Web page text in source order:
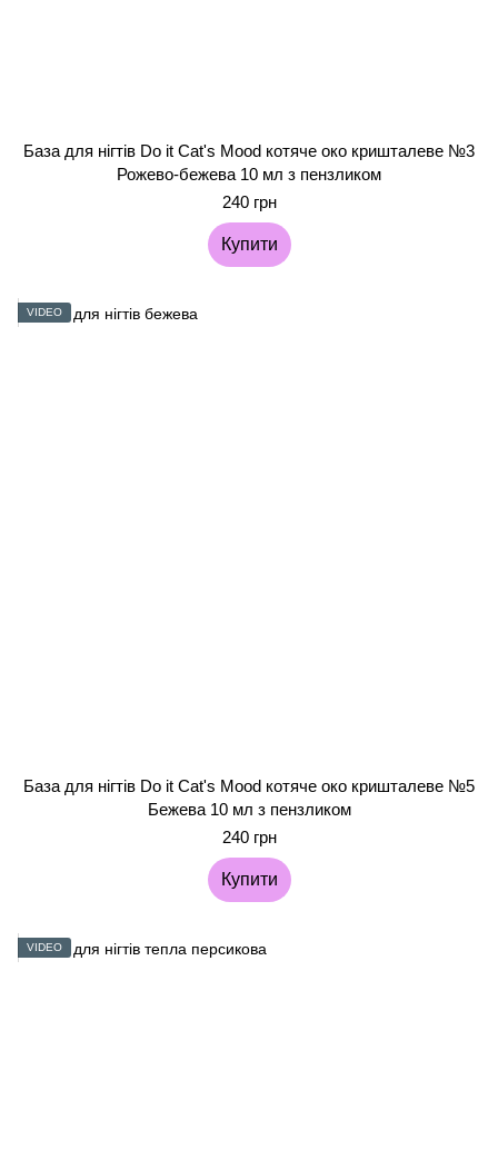
База для нігтів Do it Cat's Mood котяче око кришталеве №3
Рожево-бежева 10 мл з пензликом
240 грн
Купити
VIDEO
База для нігтів Do it Cat's Mood котяче око кришталеве №5
Бежева 10 мл з пензликом
240 грн
Купити
VIDEO